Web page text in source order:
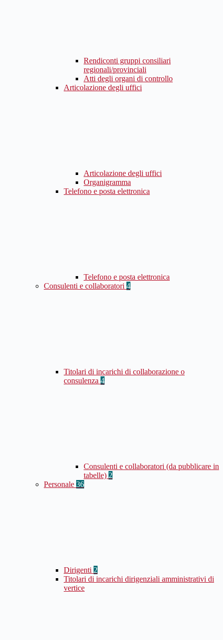
Rendiconti gruppi consiliari
regionali/provinciali
Atti degli organi di controllo
Articolazione degli uffici
Articolazione degli uffici
Organigramma
Telefono e posta elettronica
Telefono e posta elettronica
Consulenti e collaboratori 4
Titolari di incarichi di collaborazione o
consulenza 4
Consulenti e collaboratori (da pubblicare in
tabelle) 2
Personale 36
Dirigenti 2
Titolari di incarichi dirigenziali amministrativi di
vertice